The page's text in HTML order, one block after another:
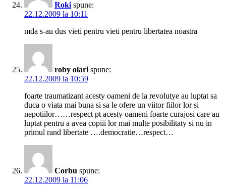
Roki spune:
22.12.2009 la 10:11
mda s-au dus vieti pentru vieti pentru libertatea noastra
roby olari spune:
22.12.2009 la 10:59
foarte traumatizant acesty oameni de la revolutye au luptat sa
duca o viata mai buna si sa le ofere un viitor fiilor lor si
nepotiilor……respect pt acesty oameni foarte curajosi care au
luptat pentru a avea copiii lor mai multe posibilitaty si nu in
primul rand libertate ….democratie…respect…
Corbu spune:
22.12.2009 la 11:06